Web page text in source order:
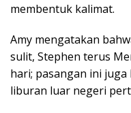
membentuk kalimat.
Amy mengatakan
sulit, Stephen terus
hari; pasangan ini
liburan luar negeri